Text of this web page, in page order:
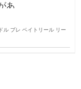
あ
ル ブレ ベイトリール リー